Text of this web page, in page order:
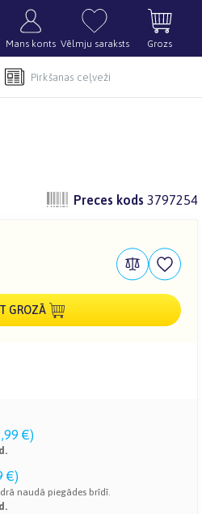
Mans konts Vēlmju saraksts Grozs
Pirkšanas ceļveži
Preces kods 3797254
GROZĀ
€)
€)
naudā piegādes brīdī.